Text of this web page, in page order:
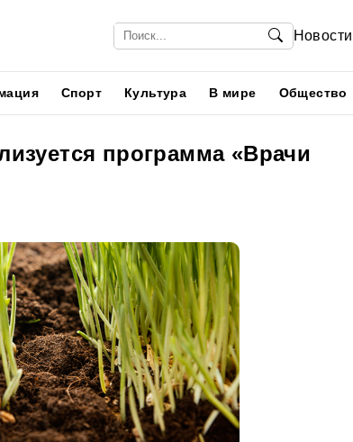
Новости
Спорт Культура В мире Общество
программа «Врачи